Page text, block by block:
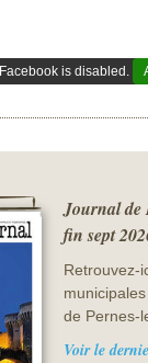
Facebook is disabled.
Journal de
fin sept
Retrouvez-
de Pernes-
Voir le